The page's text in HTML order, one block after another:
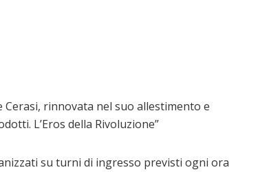
Cerasi, rinnovata nel suo allestimento e
L’Eros della Rivoluzione”
su turni di ingresso previsti ogni ora